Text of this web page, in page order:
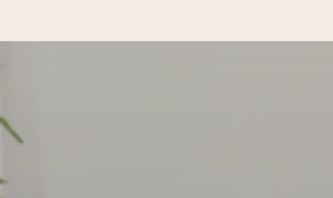
Vi laver din gave med omhu og sender